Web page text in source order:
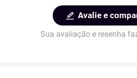
Avalie e
Sua avaliação e resenha